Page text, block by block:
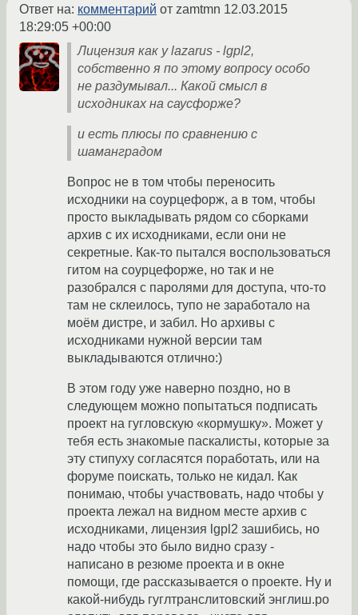
Ответ на: комментарий от zamtmn 12.03.2015
18:29:05 +00:00
Лицензия как у lazarus - lgpl2,
собственно я по этому вопросу особо
не раздумывал... Какой смысл в
исходниках на саусфорже?
и есть плюсы по сравнению с
шаманградом
Вопрос не в том чтобы переносить
исходники на соурцефорж, а в том, чтобы
просто выкладывать рядом со сборками
архив с их исходниками, если они не
секретные. Как-то пытался воспользоваться
гитом на соурцефорже, но так и не
разобрался с паролями для доступа, что-то
там не склеилось, тупо не заработало на
моём дистре, и забил. Но архивы с
исходниками нужной версии там
выкладываются отлично:)
В этом году уже наверно поздно, но в
следующем можно попытаться подписать
проект на гугловскую «кормушку». Может у
тебя есть знакомые паскалисты, которые за
эту стипуху согласятся поработать, или на
форуме поискать, только не кидал. Как
понимаю, чтобы участвовать, надо чтобы у
проекта лежал на видном месте архив с
исходниками, лицензия lgpl2 зашибись, но
надо чтобы это было видно сразу -
написано в резюме проекта и в окне
помощи, где рассказывается о проекте. Ну и
какой-нибудь гуглтранслитовский энглиш.po